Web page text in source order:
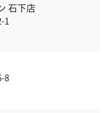
石下店
1
8